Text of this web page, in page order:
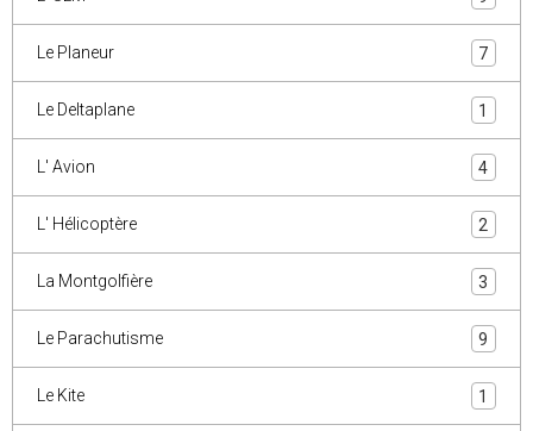
Le Planeur 7
Le Deltaplane 1
L' Avion 4
L' Hélicoptère 2
La Montgolfière 3
Le Parachutisme 9
Le Kite 1